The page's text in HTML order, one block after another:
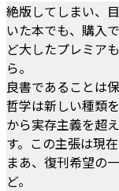
絶版してしまい、
いた本でも、購入
ど大したプレミア
ら。
良書であることは
哲学は新しい種類
から実存主義を超
す。この主張は現
まあ、復刊希望の
ど。